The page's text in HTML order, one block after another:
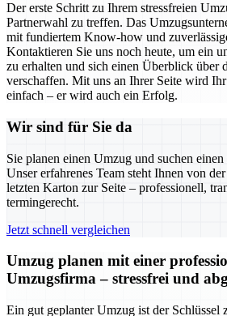
Der erste Schritt zu Ihrem stressfreien
Partnerwahl zu treffen. Das
mit fundiertem Know-how und
Kontaktieren Sie uns noch heute, um ein
zu erhalten und sich einen Überblick über
verschaffen. Mit uns an Ihrer Seite wird
einfach – er wird auch ein Erfolg.
Wir sind für Sie da
Sie planen einen Umzug und suchen
Unser erfahrenes Team steht Ihnen von
letzten Karton zur Seite – professionell,
termingerecht.
Jetzt schnell vergleichen
Umzug planen mit einer
Umzugsfirma – stressfrei und
Ein gut geplanter Umzug ist der Schlüssel